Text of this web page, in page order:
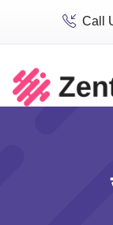
Call